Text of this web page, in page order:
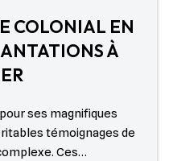
COLONIAL EN
À
ses magnifiques
témoignages de
Ces…